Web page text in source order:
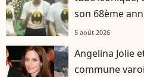
son 68ème
5 août 2026
Angelina Jolie
commune